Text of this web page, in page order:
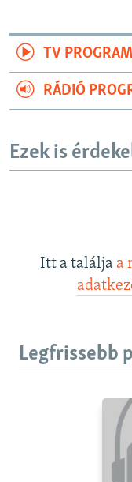
TV
RÁDIÓ
Ezek is
Itt a találja a
Legfrissebb